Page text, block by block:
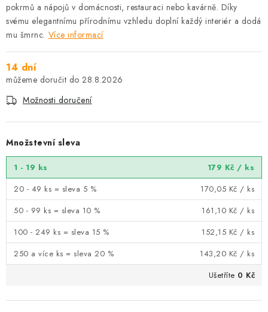
pokrmů a nápojů v domácnosti, restauraci nebo kavárně. Díky
svému elegantnímu přírodnímu vzhledu doplní každý interiér a dodá
mu šmrnc. Více informací
14 dní
28.8.2026
Možnosti doručení
Množstevní sleva
1 - 19 ks 179 Kč / ks
20 - 49 ks = sleva 5 %
170,05 Kč / ks
50 - 99 ks = sleva 10 %
161,10 Kč / ks
100 - 249 ks = sleva 15 %
152,15 Kč / ks
250 a více ks = sleva 20 %
143,20 Kč / ks
Ušetříte 0 Kč